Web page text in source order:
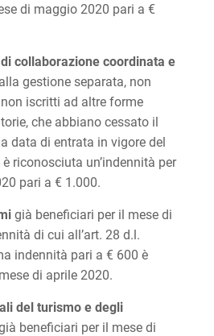
di maggio 2020 pari a €
collaborazione coordinata e
gestione separata, non
iscritti ad altre forme
che abbiano cessato il
data di entrata in vigore del
riconosciuta un’indennità per
pari a € 1.000.
già beneficiari per il mese di
di cui all’art. 28 d.l.
indennità pari a € 600 è
di aprile 2020.
del turismo e degli
beneficiari per il mese di